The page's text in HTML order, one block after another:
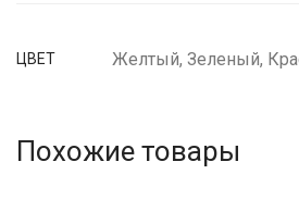
ЦВЕТ Желтый, Зеленый,
Похожие товары